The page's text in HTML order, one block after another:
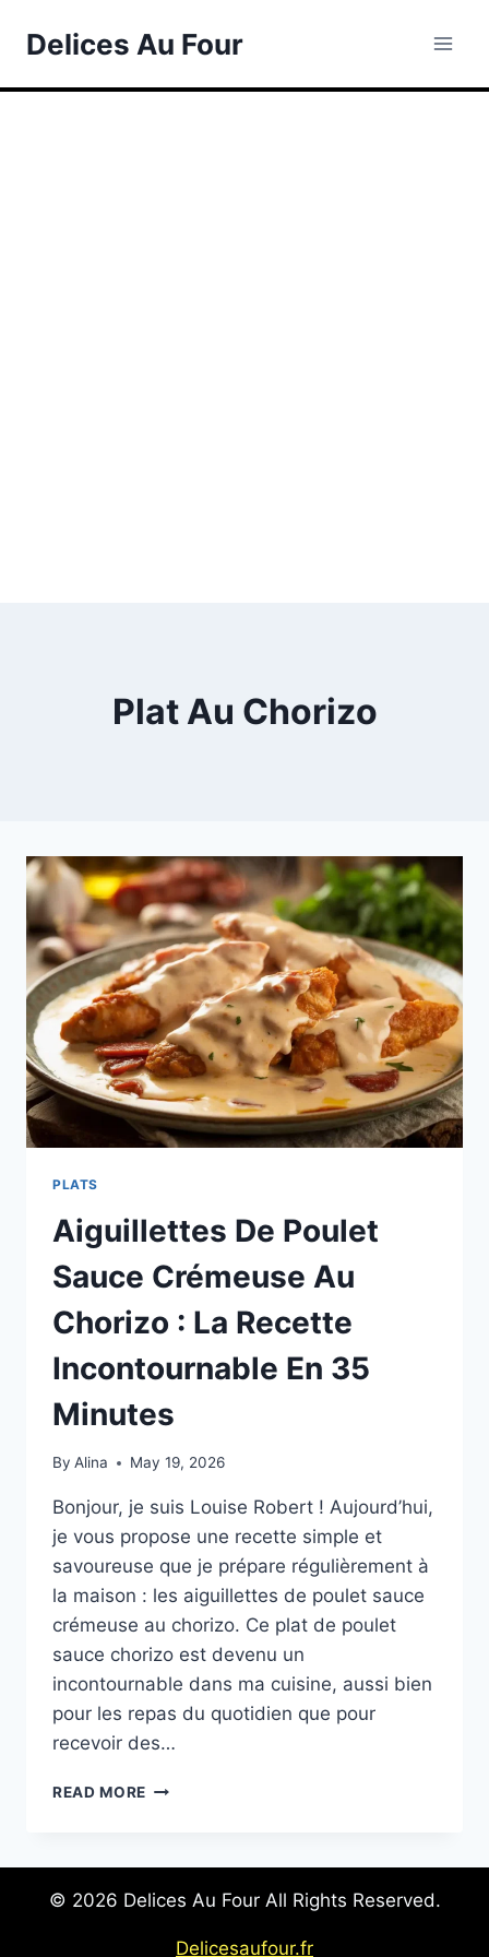
Delices Au Four
Plat Au Chorizo
PLATS
Aiguillettes De Poulet
Sauce Crémeuse Au
Chorizo : La Recette
Incontournable En 35
Minutes
By Alina May 19, 2026
Bonjour, je suis Louise Robert ! Aujourd’hui,
je vous propose une recette simple et
savoureuse que je prépare régulièrement à
la maison : les aiguillettes de poulet sauce
crémeuse au chorizo. Ce plat de poulet
sauce chorizo est devenu un
incontournable dans ma cuisine, aussi bien
pour les repas du quotidien que pour
recevoir des…
READ MORE AIGUILLETTES
AU
© 2026 Delices Au Four All Rights Reserved.
Delicesaufour.fr